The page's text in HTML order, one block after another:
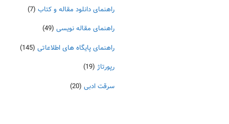
راهنمای دانلود مقاله و کتاب (7)
راهنمای مقاله نویسی (49)
راهنمای پایگاه های اطلاعاتی (145)
رپورتاژ (19)
سرقت ادبی (20)